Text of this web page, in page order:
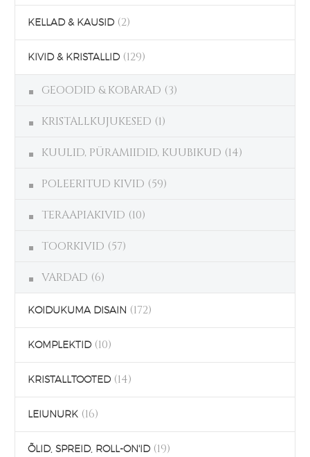
KELLAD & KAUSID (2)
KIVID & KRISTALLID (129)
GEOODID & KOBARAD (3)
KRISTALLKUJUKESED (1)
KUULID, PÜRAMIIDID, KUUBIKUD (14)
POLEERITUD KIVID (59)
TERAAPIAKIVID (10)
TOORKIVID (57)
VARDAD (6)
KOIDUKUMA DISAIN (172)
KOMPLEKTID (10)
KRISTALLTOOTED (14)
LEIUNURK (16)
ÕLID, SPREID, ROLL-ON'ID (19)